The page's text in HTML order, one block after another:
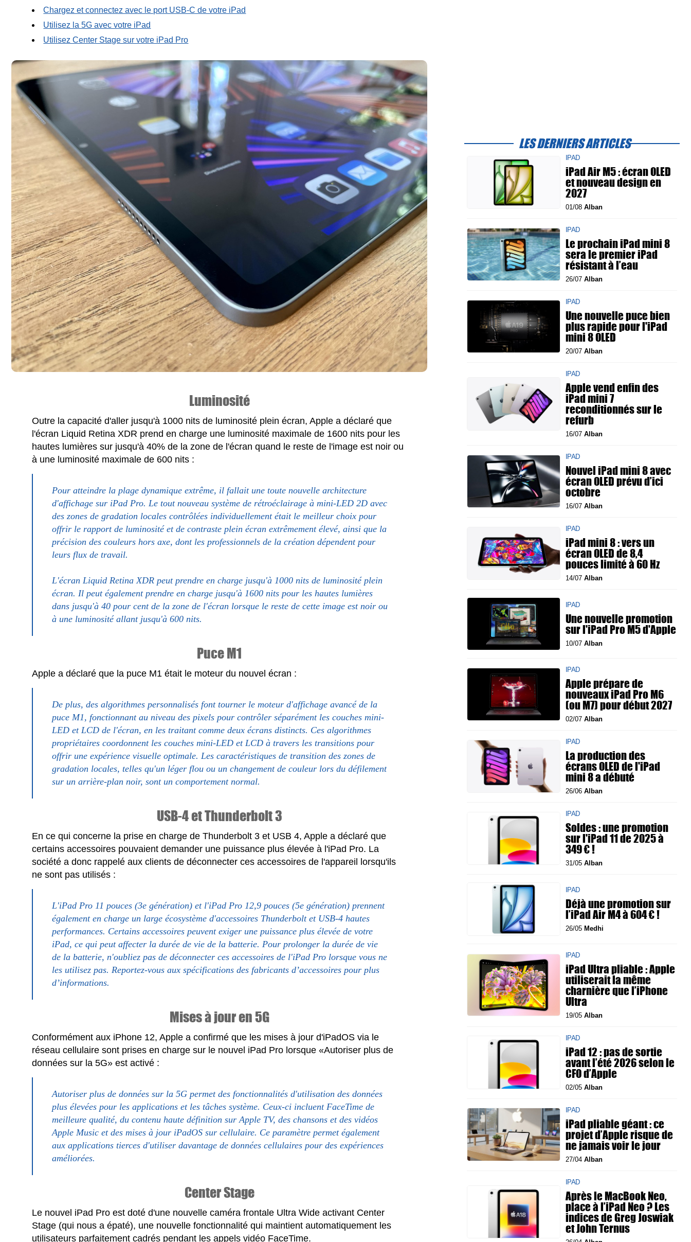
Chargez et connectez avec le port USB-C de votre iPad
Utilisez la 5G avec votre iPad
Utilisez Center Stage sur votre iPad Pro
Luminosité
Outre la capacité d'aller jusqu'à 1000 nits de luminosité plein écran, Apple a déclaré que
l'écran Liquid Retina XDR prend en charge une luminosité maximale de 1600 nits pour les
hautes lumières sur jusqu'à 40% de la zone de l'écran quand le reste de l'image est noir ou
à une luminosité maximale de 600 nits :
Pour atteindre la plage dynamique extrême, il fallait une toute nouvelle architecture
d'affichage sur iPad Pro. Le tout nouveau système de rétroéclairage à mini-LED 2D avec
des zones de gradation locales contrôlées individuellement était le meilleur choix pour
offrir le rapport de luminosité et de contraste plein écran extrêmement élevé, ainsi que la
précision des couleurs hors axe, dont les professionnels de la création dépendent pour
leurs flux de travail.
L'écran Liquid Retina XDR peut prendre en charge jusqu'à 1000 nits de luminosité plein
écran. Il peut également prendre en charge jusqu'à 1600 nits pour les hautes lumières
dans jusqu'à 40 pour cent de la zone de l'écran lorsque le reste de cette image est noir ou
à une luminosité allant jusqu'à 600 nits.
Puce M1
Apple a déclaré que la puce M1 était le moteur du nouvel écran :
De plus, des algorithmes personnalisés font tourner le moteur d'affichage avancé de la
puce M1, fonctionnant au niveau des pixels pour contrôler séparément les couches mini-
LED et LCD de l'écran, en les traitant comme deux écrans distincts. Ces algorithmes
propriétaires coordonnent les couches mini-LED et LCD à travers les transitions pour
offrir une expérience visuelle optimale. Les caractéristiques de transition des zones de
gradation locales, telles qu'un léger flou ou un changement de couleur lors du défilement
sur un arrière-plan noir, sont un comportement normal.
USB-4 et Thunderbolt 3
En ce qui concerne la prise en charge de Thunderbolt 3 et USB 4, Apple a déclaré que
certains accessoires pouvaient demander une puissance plus élevée à l'iPad Pro. La
société a donc rappelé aux clients de déconnecter ces accessoires de l'appareil lorsqu'ils
ne sont pas utilisés :
L'iPad Pro 11 pouces (3e génération) et l'iPad Pro 12,9 pouces (5e génération) prennent
également en charge un large écosystème d'accessoires Thunderbolt et USB-4 hautes
performances. Certains accessoires peuvent exiger une puissance plus élevée de votre
iPad, ce qui peut affecter la durée de vie de la batterie. Pour prolonger la durée de vie
de la batterie, n'oubliez pas de déconnecter ces accessoires de l'iPad Pro lorsque vous ne
les utilisez pas. Reportez-vous aux spécifications des fabricants d’accessoires pour plus
d’informations.
Mises à jour en 5G
Conformément aux iPhone 12, Apple a confirmé que les mises à jour d'iPadOS via le
réseau cellulaire sont prises en charge sur le nouvel iPad Pro lorsque «Autoriser plus de
données sur la 5G» est activé :
Autoriser plus de données sur la 5G permet des fonctionnalités d'utilisation des données
plus élevées pour les applications et les tâches système. Ceux-ci incluent FaceTime de
meilleure qualité, du contenu haute définition sur Apple TV, des chansons et des vidéos
Apple Music et des mises à jour iPadOS sur cellulaire. Ce paramètre permet également
aux applications tierces d'utiliser davantage de données cellulaires pour des expériences
améliorées.
Center Stage
Le nouvel iPad Pro est doté d'une nouvelle caméra frontale Ultra Wide activant Center
Stage (qui nous a épaté), une nouvelle fonctionnalité qui maintient automatiquement les
utilisateurs parfaitement cadrés pendant les appels vidéo FaceTime.
LES DERNIERS ARTICLES
IPAD
iPad Air M5 : écran OLED
et nouveau design en
2027
01/08 Alban
IPAD
Le prochain iPad mini 8
sera le premier iPad
résistant à l’eau
26/07 Alban
IPAD
Une nouvelle puce bien
plus rapide pour l'iPad
mini 8 OLED
20/07 Alban
IPAD
Apple vend enfin des
iPad mini 7
reconditionnés sur le
refurb
16/07 Alban
IPAD
Nouvel iPad mini 8 avec
écran OLED prévu d’ici
octobre
16/07 Alban
IPAD
iPad mini 8 : vers un
écran OLED de 8,4
pouces limité à 60 Hz
14/07 Alban
IPAD
Une nouvelle promotion
sur l'iPad Pro M5 d'Apple
10/07 Alban
IPAD
Apple prépare de
nouveaux iPad Pro M6
(ou M7) pour début 2027
02/07 Alban
IPAD
La production des
écrans OLED de l'iPad
mini 8 a débuté
26/06 Alban
IPAD
Soldes : une promotion
sur l'iPad 11 de 2025 à
349 € !
31/05 Alban
IPAD
Déjà une promotion sur
l’iPad Air M4 à 604 € !
26/05 Medhi
IPAD
iPad Ultra pliable : Apple
utiliserait la même
charnière que l’iPhone
Ultra
19/05 Alban
IPAD
iPad 12 : pas de sortie
avant l’été 2026 selon le
CFO d’Apple
02/05 Alban
IPAD
iPad pliable géant : ce
projet d’Apple risque de
ne jamais voir le jour
27/04 Alban
IPAD
Après le MacBook Neo,
place à l’iPad Neo ? Les
indices de Greg Joswiak
et John Ternus